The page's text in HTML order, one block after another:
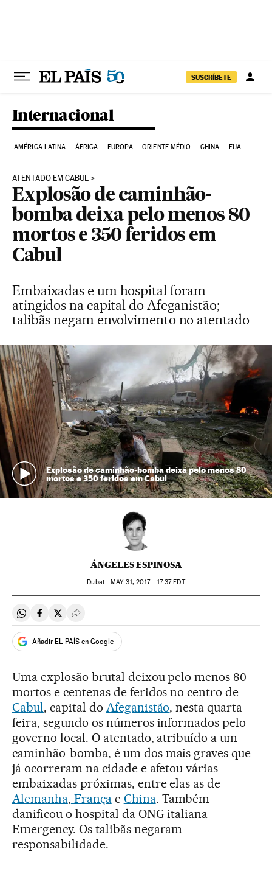
SUSCRÍBETE
Internacional
AMÉRICA LATINA ÁFRICA EUROPA ORIENTE MÉDIO CHINA EUA
ATENTADO EM CABUL
Explosão de caminhão-
bomba deixa pelo menos 80
mortos e 350 feridos em
Cabul
Embaixadas e um hospital foram
atingidos na capital do Afeganistão;
talibãs negam envolvimento no atentado
Explosão de caminhão-bomba deixa pelo menos 80
mortos e 350 feridos em Cabul
ÁNGELES ESPINOSA
Dubai -MAY31, 2017 - 17:37EDT
Compartir en Whatsapp
Compartir en Facebook
Compartir en Twitter
Desplegar Redes Sociales
Añadir EL PAÍS en Google
Uma explosão brutal deixou pelo menos 80
mortos e centenas de feridos no centro de
Cabul, capital do Afeganistão, nesta quarta-
feira, segundo os números informados pelo
governo local. O atentado, atribuído a um
caminhão-bomba, é um dos mais graves que
já ocorreram na cidade e afetou várias
embaixadas próximas, entre elas as de
Alemanha, Françae China. Também
danificou o hospital da ONG italiana
Emergency. Os talibãs negaram
responsabilidade.